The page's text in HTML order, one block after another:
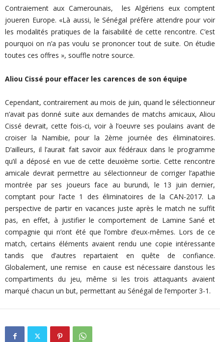
Contraiement aux Camerounais, les Algériens eux comptent
joueren Europe. «Là aussi, le Sénégal préfère attendre pour voir
les modalités pratiques de la faisabilité de cette rencontre. C’est
pourquoi on n’a pas voulu se prononcer tout de suite. On étudie
toutes ces offres », souffle notre source.
Aliou Cissé pour effacer les carences de son équipe
Cependant, contrairement au mois de juin, quand le sélectionneur
n’avait pas donné suite aux demandes de matchs amicaux, Aliou
Cissé devrait, cette fois-ci, voir à l’oeuvre ses poulains avant de
croiser la Namibie, pour la 2ème journée des éliminatoires.
D’ailleurs, il l’aurait fait savoir aux fédéraux dans le programme
qu’il a déposé en vue de cette deuxième sortie. Cette rencontre
amicale devrait permettre au sélectionneur de corriger l’apathie
montrée par ses joueurs face au burundi, le 13 juin dernier,
comptant pour l’acte 1 des éliminatoires de la CAN-2017. La
perspective de partir en vacances juste après le match ne suffit
pas, en effet, à justifier le comportement de Lamine Sané et
compagnie qui n’ont été que l’ombre d’eux-mêmes. Lors de ce
match, certains éléments avaient rendu une copie intéressante
tandis que d’autres repartaient en quête de confiance.
Globalement, une remise en cause est nécessaire danstous les
compartiments du jeu, même si les trois attaquants avaient
marqué chacun un but, permettant au Sénégal de l’emporter 3-1.